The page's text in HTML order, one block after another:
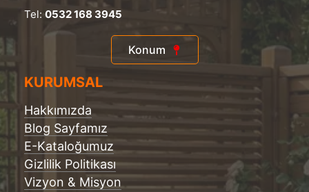
Tel: 0532 168 3945
Konum
KURUMSAL
Hakkımızda
Blog Sayfamız
E-Kataloğumuz
Gizlilik Politikası
Vizyon & Misyon